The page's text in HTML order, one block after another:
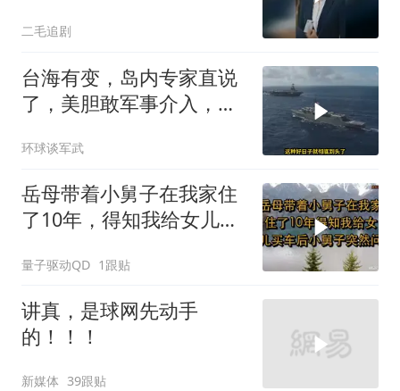
二毛追剧
台海有变，岛内专家直说
了，美胆敢军事介入，战
环球谈军武
岳母带着小舅子在我家住
了10年，得知我给女儿买
量子驱动QD 1跟贴
讲真，是球网先动手
的！！！
新媒体 39跟贴